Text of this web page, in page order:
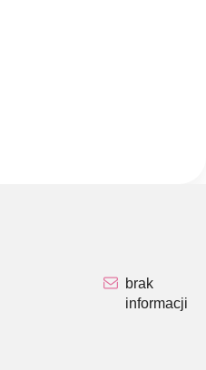
brak
informacji